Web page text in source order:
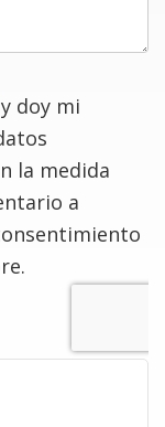
y doy mi
la medida
a